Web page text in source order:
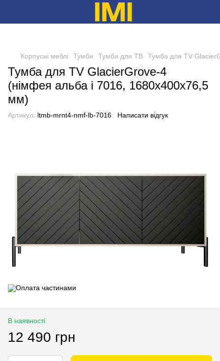
Корпусні меблі Тумби Тумби для ТВ Тумба для TV
Тумба для TV GlacierGrove-4
(німфея альба і 7016, 1680х400х76,5
мм)
Артикул: ltmb-mrnt4-nmf-lb-7016 Написати відгук
В наявності
12 490 грн